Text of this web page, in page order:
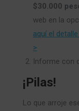
$30.000
web en la
aquí el
>
Informe con
¡Pilas!
Lo que arroje